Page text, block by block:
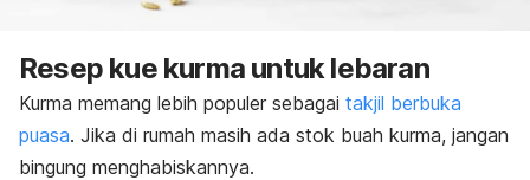
Resep kue kurma untuk lebaran
Kurma memang lebih populer sebagai takjil berbuka
puasa. Jika di rumah masih ada stok buah kurma, jangan
bingung menghabiskannya.